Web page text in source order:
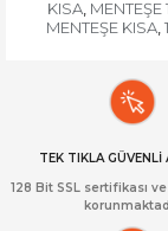
KISA, MENTEŞE
MENTEŞE KISA,
TEK TIKLA GÜVENLİ
128 Bit SSL sertifikası